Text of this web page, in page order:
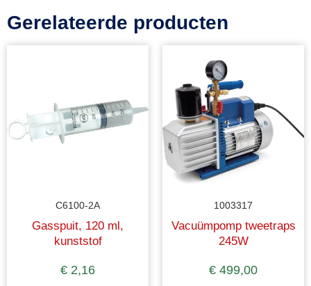
Gerelateerde producten
C6100-2A
Gasspuit, 120 ml,
kunststof
€ 2,16
1003317
Vacuümpomp tweetraps
245W
€ 499,00